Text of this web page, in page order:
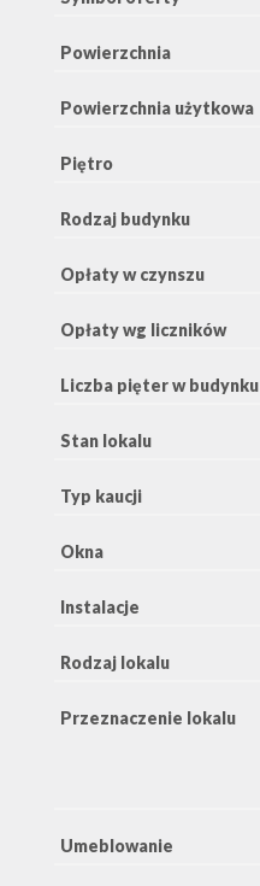
Powierzchnia
Powierzchnia użytkowa
Piętro
Rodzaj budynku
Opłaty w czynszu
Opłaty wg liczników
Liczba pięter w budynku
Stan lokalu
Typ kaucji
Okna
Instalacje
Rodzaj lokalu
Przeznaczenie lokalu
Umeblowanie